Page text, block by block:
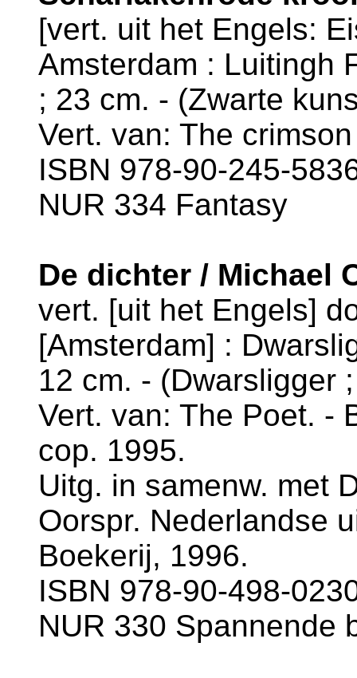
[vert. uit het Engels:
Amsterdam : Luitingh
; 23 cm. - (Zwarte
Vert. van: The
ISBN 978-90-245-
NUR 334 Fantasy
De dichter / Michael
vert. [uit het Engels]
[Amsterdam] :
12 cm. - (Dwarsligger
Vert. van: The Poet. -
cop. 1995.
Uitg. in samenw. met
Oorspr. Nederlandse
Boekerij, 1996.
ISBN 978-90-498-
NUR 330 Spannende